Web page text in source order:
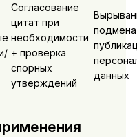
Согласование
цитат при
необходимости
+ проверка
спорных
утверждений
данных